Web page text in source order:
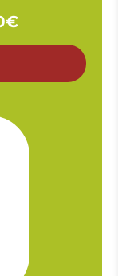
€Plage
de
prix :
15.00€
30.00€